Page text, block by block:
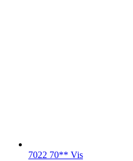
7022 70** Vis